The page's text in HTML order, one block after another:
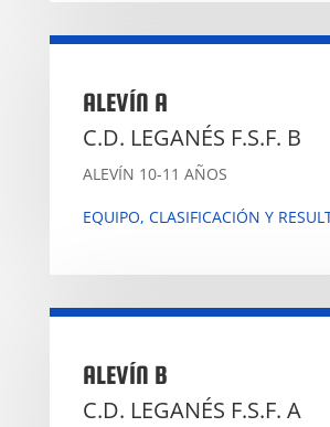
ALEVÍN A
C.D. LEGANÉS F.S.F. B
ALEVÍN 10-11 AÑOS
EQUIPO, CLASIFICACIÓN Y
ALEVÍN B
C.D. LEGANÉS F.S.F. A